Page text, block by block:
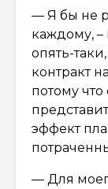
— Я бы не
каждому, –
опять-
контракт
потому
эффект
— Для